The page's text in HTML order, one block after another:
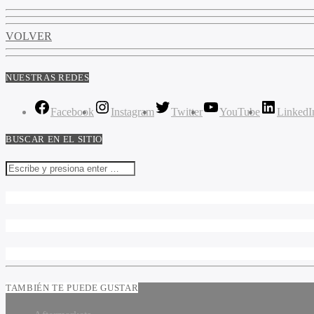
VOLVER
NUESTRAS REDES
Facebook Instagram Twitter YouTube
BUSCAR EN EL SITIO
TAMBIÉN TE PUEDE GUSTAR